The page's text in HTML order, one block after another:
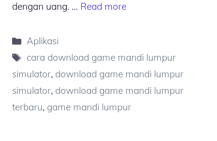
dengan uang. … Read more
Kategori
Aplikasi
Tag
cara download game mandi lumpur
simulator, download game mandi lumpur
simulator, download game mandi lumpur
terbaru, game mandi lumpur